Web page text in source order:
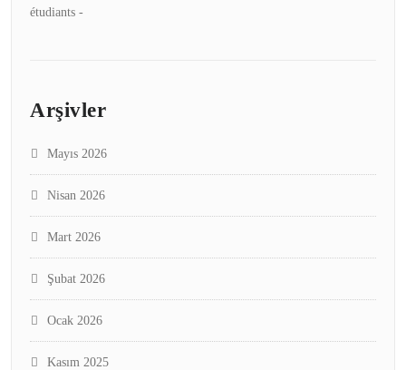
étudiants -
Arşivler
Mayıs 2026
Nisan 2026
Mart 2026
Şubat 2026
Ocak 2026
Kasım 2025